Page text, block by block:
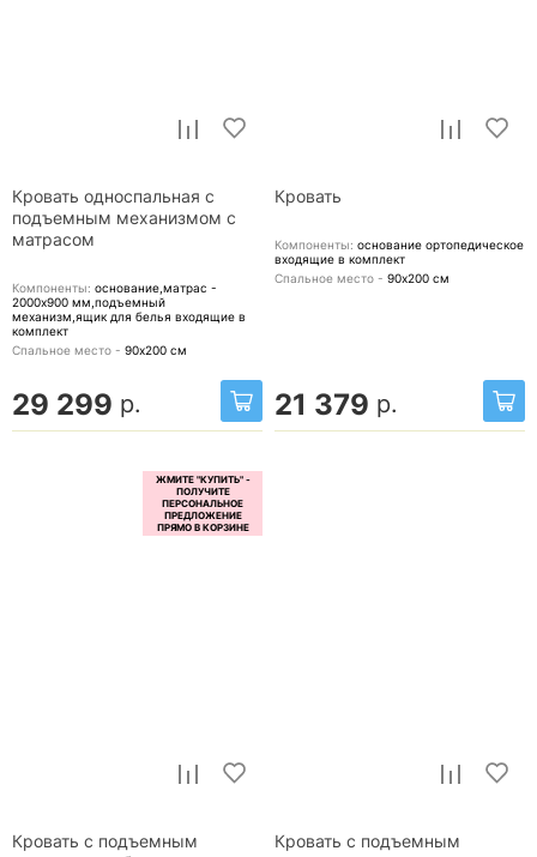
Кровать односпальная с
подъемным механизмом с
матрасом
Компоненты: основание,матрас -
2000x900 мм,подъемный
механизм,ящик для белья входящие в
комплект
Спальное место - 90х200 см
29 299 р.
Кровать
Компоненты: основание ортопедическое
входящие в комплект
Спальное место - 90х200 см
21 379 р.
Кровать с подъемным
Кровать с подъемным